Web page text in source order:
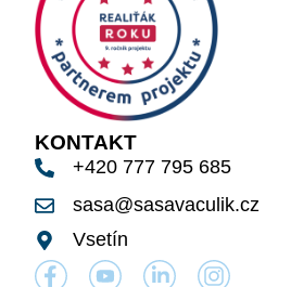
KONTAKT
+420 777 795 685
sasa@sasavaculik.cz
Vsetín